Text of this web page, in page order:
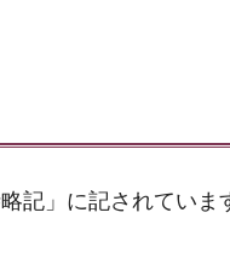
記」に記されていま